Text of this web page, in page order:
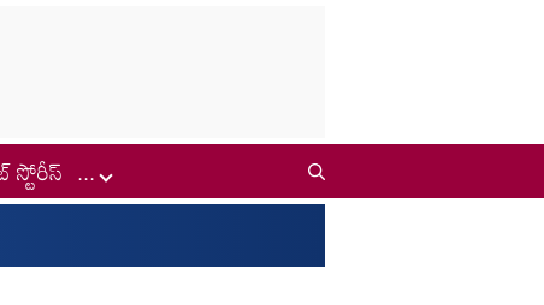
స్టోరీస్ ...